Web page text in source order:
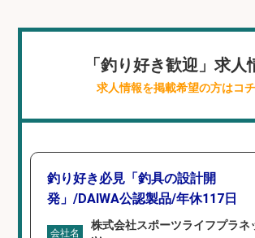
「釣り好き歓迎」求人
求人情報を掲載希望の方はコ
釣り好き必見「釣具の設計開
発」/DAIWA公認製品/年休117日
会社名
株式会社スポーツライフプラネ